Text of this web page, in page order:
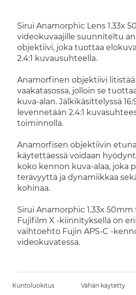
Sirui Anamorphic Lens 1.33x
videokuvaajille suunniteltu
objektiivi, joka tuottaa
2.4:1 kuvausuhteella.
Anamorfinen objektiivi litistää
vaakatasossa, jolloin se
kuva-alan. Jälkikäsittelyssä
levennetään 2.4:1
toiminnolla.
Anamorfisen objektiivin
käytettäessä voidaan
koko kennon kuva-alaa, joka
terävyyttä ja dynamiikkaa
kohinaa.
Sirui Anamorphic 1.33x 50mm
Fujifilm X -kiinnityksellä on
vaihtoehto Fujin APS-C -
videokuvatessa.
Kuntoluokitus Vähän käytetty